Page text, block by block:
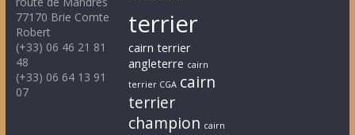
77170 Brie Comte
Robert
(+33) 06 46 21 81
48
(+33) 06 64 13 91
07
terrier
cairn terrier
angleterre cairn
terrier CGA cairn
terrier
champion cairn